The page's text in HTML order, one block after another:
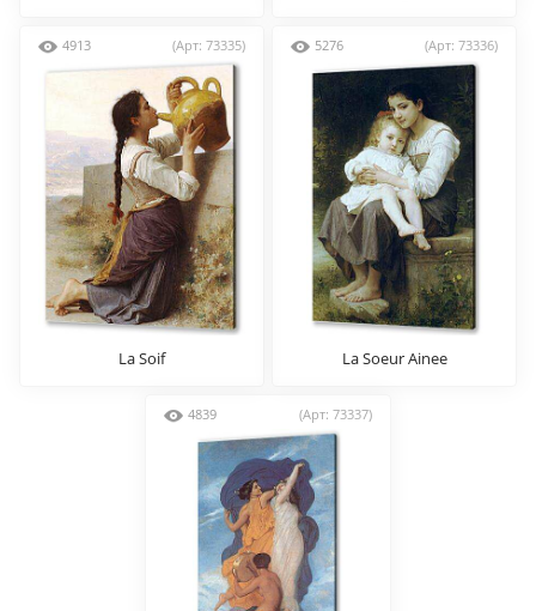
4913 (Арт: 73335)
La Soif
5276 (Арт: 73336)
La Soeur Ainee
4839 (Арт: 73337)